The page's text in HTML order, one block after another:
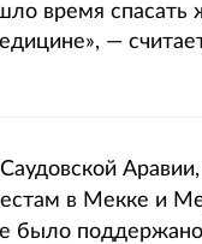
время
—
в Мекке и
было